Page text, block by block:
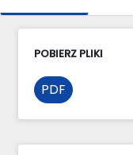
POBIERZ PLIKI
PDF